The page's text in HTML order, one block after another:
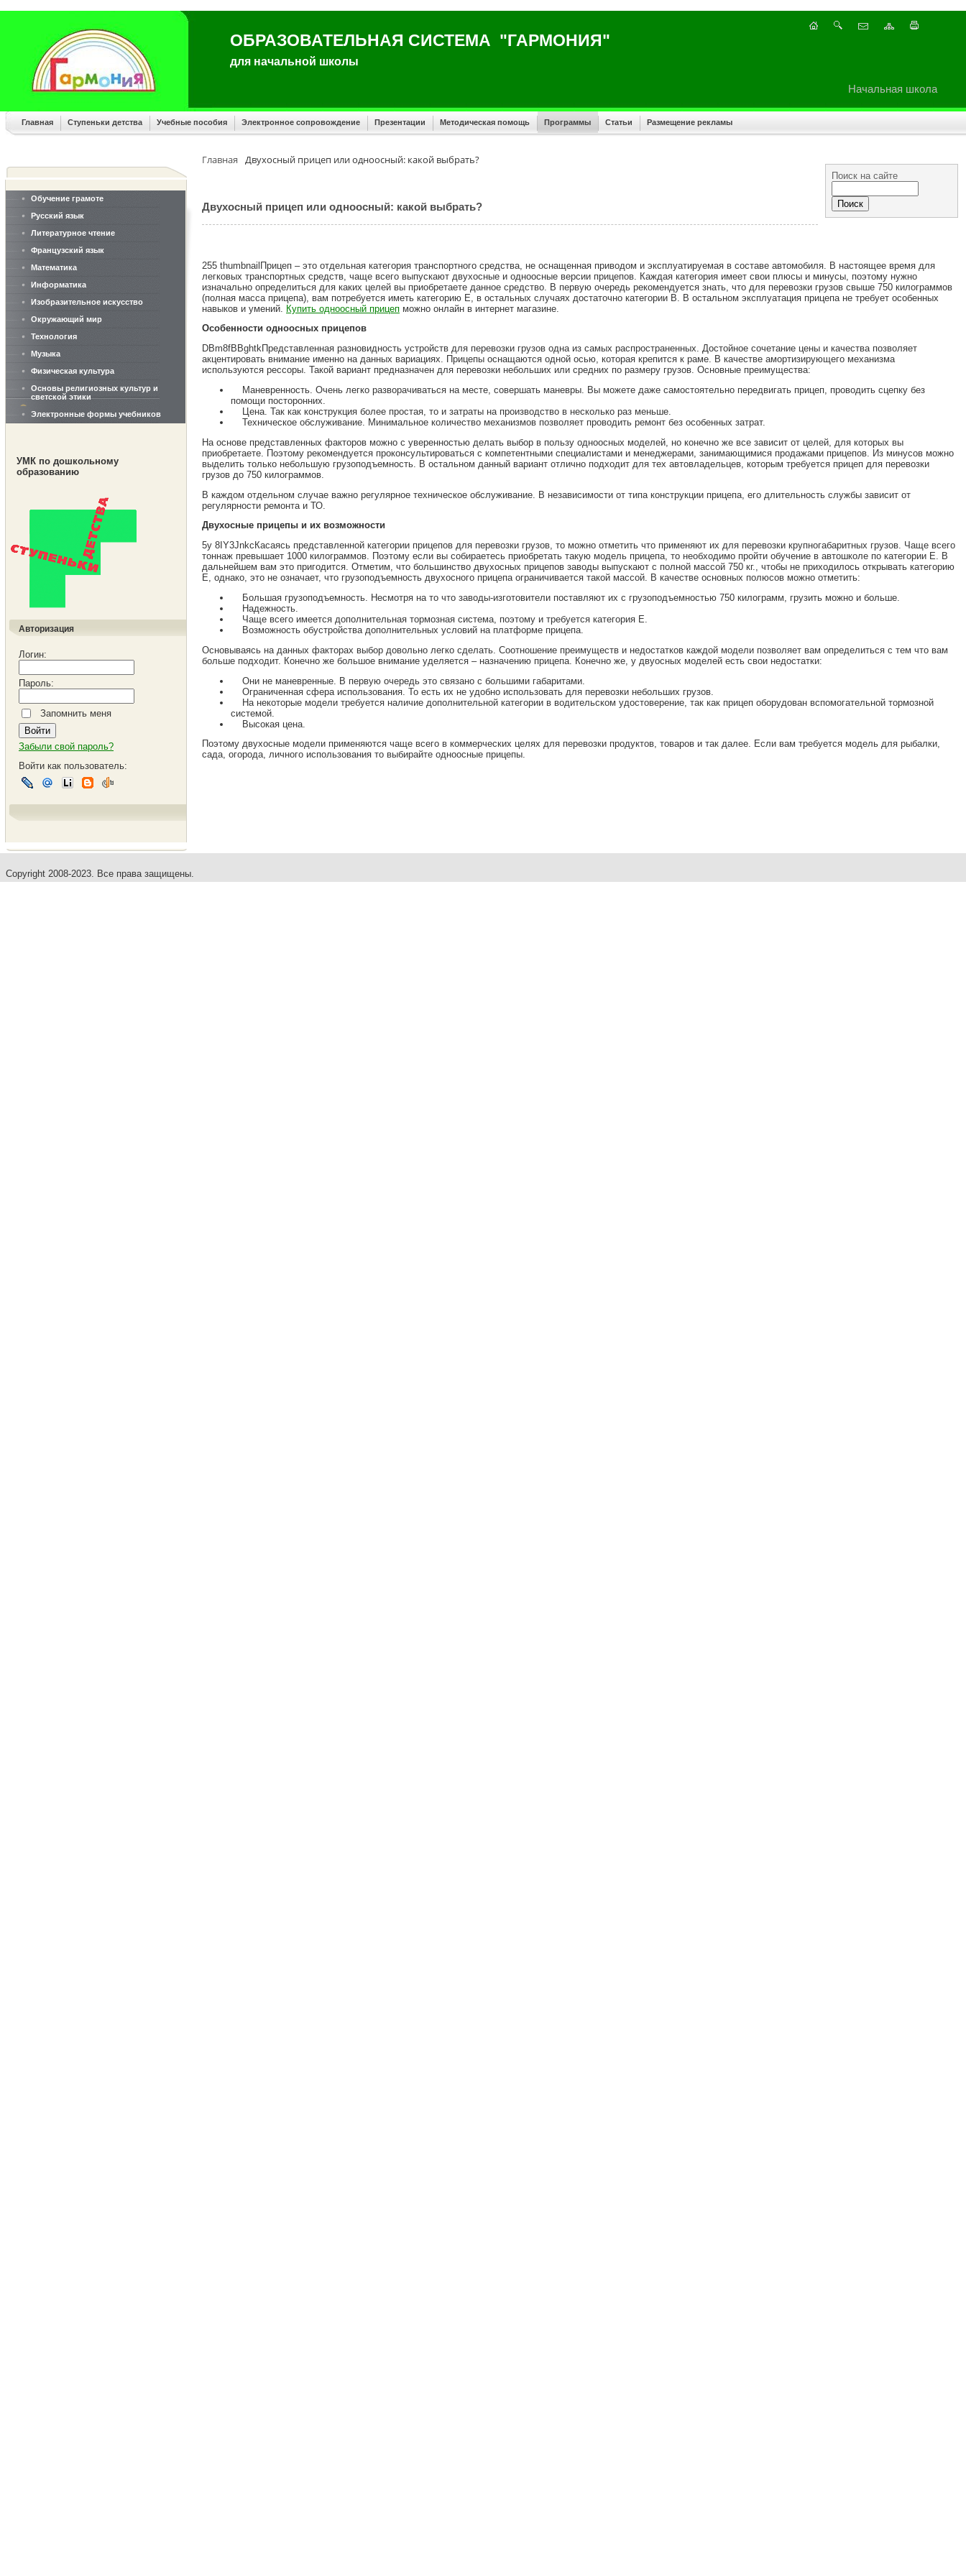
ОБРАЗОВАТЕЛЬНАЯ СИСТЕМА "ГАРМОНИЯ"
для начальной школы
Начальная школа
Главная Ступеньки детства Учебные пособия Электронное сопровождение Презентации Методическая помощь Программы Статьи Размещение рекламы
Обучение грамоте
Русский язык
Литературное чтение
Французский язык
Математика
Информатика
Изобразительное искусство
Окружающий мир
Технология
Музыка
Физическая культура
Основы религиозных культур и
светской этики
Электронные формы учебников
УМК по дошкольному
образованию
Авторизация
Логин:
Пароль:
Запомнить меня
Забыли свой пароль?
Войти как пользователь:
Главная Двухосный прицеп или одноосный: какой выбрать?
Двухосный прицеп или одноосный: какой выбрать?
Поиск на сайте
255 thumbnailПрицеп – это отдельная категория транспортного средства, не оснащенная приводом и эксплуатируемая в составе автомобиля. В настоящее время для
легковых транспортных средств, чаще всего выпускают двухосные и одноосные версии прицепов. Каждая категория имеет свои плюсы и минусы, поэтому нужно
изначально определиться для каких целей вы приобретаете данное средство. В первую очередь рекомендуется знать, что для перевозки грузов свыше 750 килограммов
(полная масса прицепа), вам потребуется иметь категорию Е, в остальных случаях достаточно категории В. В остальном эксплуатация прицепа не требует особенных
навыков и умений. Купить одноосный прицеп можно онлайн в интернет магазине.
Особенности одноосных прицепов
DBm8fBBghtkПредставленная разновидность устройств для перевозки грузов одна из самых распространенных. Достойное сочетание цены и качества позволяет
акцентировать внимание именно на данных вариациях. Прицепы оснащаются одной осью, которая крепится к раме. В качестве амортизирующего механизма
используются рессоры. Такой вариант предназначен для перевозки небольших или средних по размеру грузов. Основные преимущества:
Маневренность. Очень легко разворачиваться на месте, совершать маневры. Вы можете даже самостоятельно передвигать прицеп, проводить сцепку без
помощи посторонних.
Цена. Так как конструкция более простая, то и затраты на производство в несколько раз меньше.
Техническое обслуживание. Минимальное количество механизмов позволяет проводить ремонт без особенных затрат.
На основе представленных факторов можно с уверенностью делать выбор в пользу одноосных моделей, но конечно же все зависит от целей, для которых вы
приобретаете. Поэтому рекомендуется проконсультироваться с компетентными специалистами и менеджерами, занимающимися продажами прицепов. Из минусов можно
выделить только небольшую грузоподъемность. В остальном данный вариант отлично подходит для тех автовладельцев, которым требуется прицеп для перевозки
грузов до 750 килограммов.
В каждом отдельном случае важно регулярное техническое обслуживание. В независимости от типа конструкции прицепа, его длительность службы зависит от
регулярности ремонта и ТО.
Двухосные прицепы и их возможности
5y 8IY3JnkcКасаясь представленной категории прицепов для перевозки грузов, то можно отметить что применяют их для перевозки крупногабаритных грузов. Чаще всего
тоннаж превышает 1000 килограммов. Поэтому если вы собираетесь приобретать такую модель прицепа, то необходимо пройти обучение в автошколе по категории Е. В
дальнейшем вам это пригодится. Отметим, что большинство двухосных прицепов заводы выпускают с полной массой 750 кг., чтобы не приходилось открывать категорию
Е, однако, это не означает, что грузоподъемность двухосного прицепа ограничивается такой массой. В качестве основных полюсов можно отметить:
Большая грузоподъемность. Несмотря на то что заводы-изготовители поставляют их с грузоподъемностью 750 килограмм, грузить можно и больше.
Надежность.
Чаще всего имеется дополнительная тормозная система, поэтому и требуется категория Е.
Возможность обустройства дополнительных условий на платформе прицепа.
Основываясь на данных факторах выбор довольно легко сделать. Соотношение преимуществ и недостатков каждой модели позволяет вам определиться с тем что вам
больше подходит. Конечно же большое внимание уделяется – назначению прицепа. Конечно же, у двуосных моделей есть свои недостатки:
Они не маневренные. В первую очередь это связано с большими габаритами.
Ограниченная сфера использования. То есть их не удобно использовать для перевозки небольших грузов.
На некоторые модели требуется наличие дополнительной категории в водительском удостоверение, так как прицеп оборудован вспомогательной тормозной
системой.
Высокая цена.
Поэтому двухосные модели применяются чаще всего в коммерческих целях для перевозки продуктов, товаров и так далее. Если вам требуется модель для рыбалки,
сада, огорода, личного использования то выбирайте одноосные прицепы.
Copyright 2008-2023. Все права защищены.